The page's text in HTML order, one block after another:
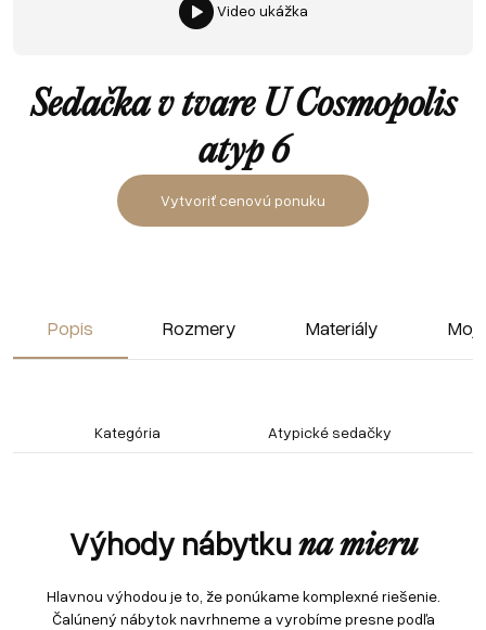
Video ukážka
Sedačka v tvare U Cosmopolis
atyp 6
Vytvoriť cenovú ponuku
Popis Rozmery Materiály
Kategória Atypické sedačky
Výhody nábytkuna mieru
Hlavnou výhodou je to, že ponúkame komplexné riešenie.
Čalúnený nábytok navrhneme a vyrobíme presne podľa